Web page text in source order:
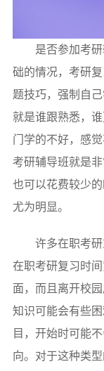
是否参加考
础的情况，考研
题技巧，强制自
就是谁跟熟悉，
门学的不好，感
考研辅导班就是
也可以花费较少
尤为明显。
许多在职考
在职考研复习时
面，而且离开校
知识可能会有些
目，开始时可能
向。对于这种类